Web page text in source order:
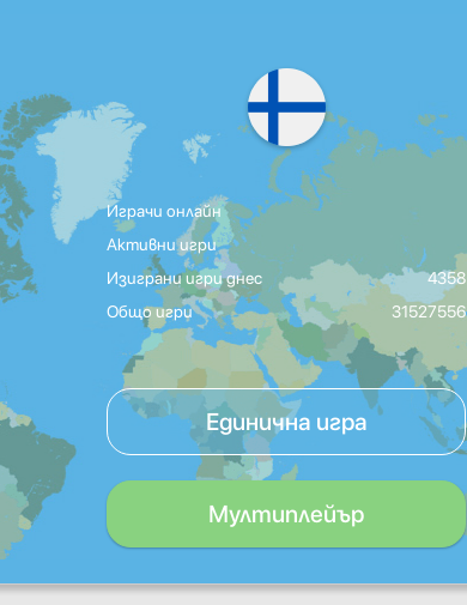
Играчи онлайн
Активни игри
Изиграни игри днес
4358
Общо игри
31527556
Единична игра
Мултиплейър